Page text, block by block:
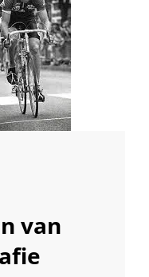
van